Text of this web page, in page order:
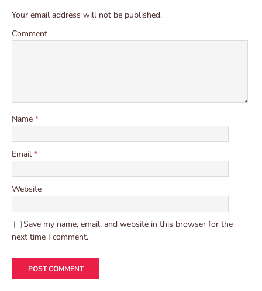
Your email address will not be published.
Comment
Name *
Email *
Website
Save my name, email, and website in this browser for the
next time I comment.